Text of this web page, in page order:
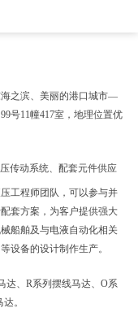
之滨、美丽的港口城市—
号11幢417室，地理位置优
传动系统、配套元件供应
工程师团队，可以参与并
套方案，为客户提供强大
船舶及与电液自动化相关
设备的设计制作生产。
达、R系列摆线马达、O系
。